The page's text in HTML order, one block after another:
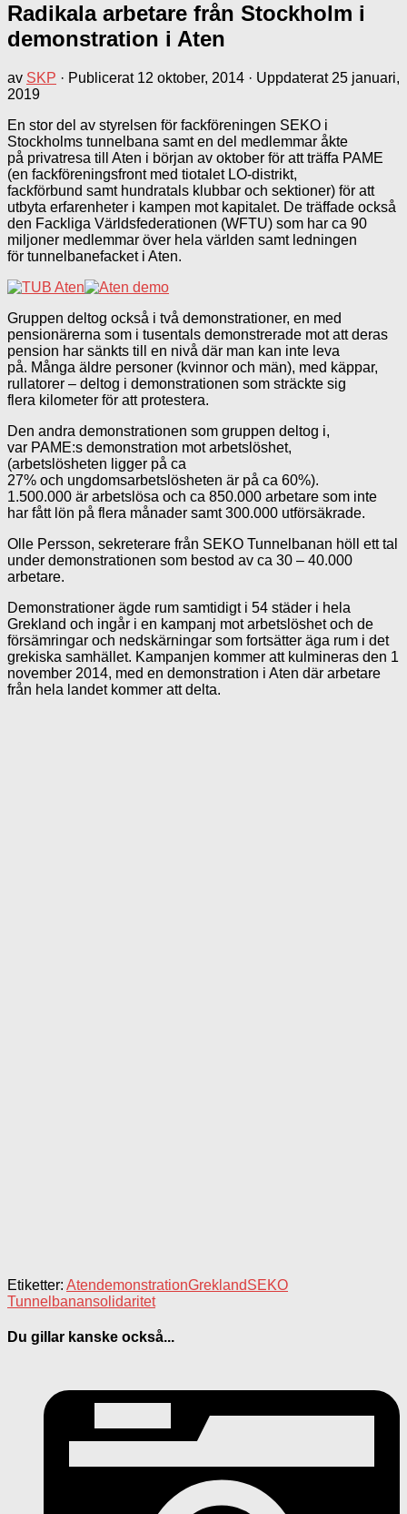
Radikala arbetare från Stockholm i
demonstration i Aten
av SKP · Publicerat 12 oktober, 2014 · Uppdaterat 25 januari,
2019
En stor del av styrelsen för fackföreningen SEKO i
Stockholms tunnelbana samt en del medlemmar åkte
på privatresa till Aten i början av oktober för att träffa PAME
(en fackföreningsfront med tiotalet LO-distrikt,
fackförbund samt hundratals klubbar och sektioner) för att
utbyta erfarenheter i kampen mot kapitalet. De träffade också
den Fackliga Världsfederationen (WFTU) som har ca 90
miljoner medlemmar över hela världen samt ledningen
för tunnelbanefacket i Aten.
Gruppen deltog också i två demonstrationer, en med
pensionärerna som i tusentals demonstrerade mot att deras
pension har sänkts till en nivå där man kan inte leva
på. Många äldre personer (kvinnor och män), med käppar,
rullatorer – deltog i demonstrationen som sträckte sig
flera kilometer för att protestera.
Den andra demonstrationen som gruppen deltog i,
var PAME:s demonstration mot arbetslöshet,
(arbetslösheten ligger på ca
27% och ungdomsarbetslösheten är på ca 60%).
1.500.000 är arbetslösa och ca 850.000 arbetare som inte
har fått lön på flera månader samt 300.000 utförsäkrade.
Olle Persson, sekreterare från SEKO Tunnelbanan höll ett tal
under demonstrationen som bestod av ca 30 – 40.000
arbetare.
Demonstrationer ägde rum samtidigt i 54 städer i hela
Grekland och ingår i en kampanj mot arbetslöshet och de
försämringar och nedskärningar som fortsätter äga rum i det
grekiska samhället. Kampanjen kommer att kulmineras den 1
november 2014, med en demonstration i Aten där arbetare
från hela landet kommer att delta.
Etiketter: AtendemonstrationGreklandSEKO
Tunnelbanansolidaritet
Du gillar kanske också...